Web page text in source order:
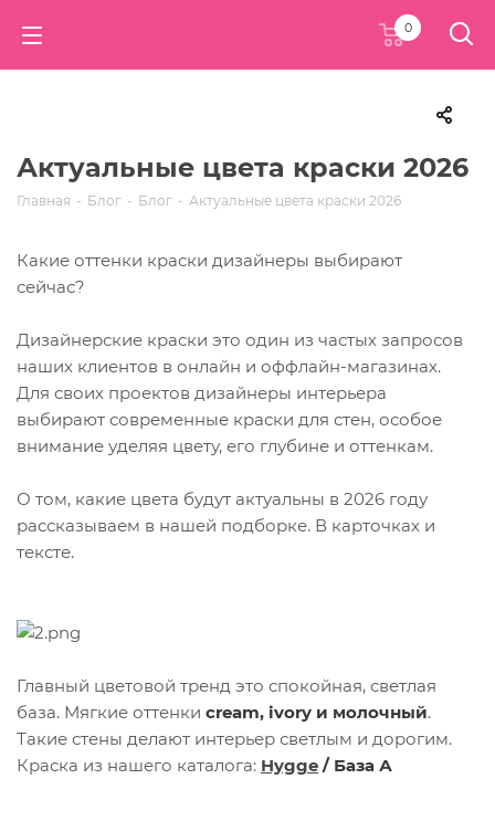
0
Актуальные цвета краски 2026
Главная - Блог - Блог - Актуальные цвета краски 2026
Какие оттенки краски дизайнеры выбирают
сейчас?
Дизайнерские краски это один из частых запросов
наших клиентов в онлайн и оффлайн-магазинах.
Для своих проектов дизайнеры интерьера
выбирают современные краски для стен, особое
внимание уделяя цвету, его глубине и оттенкам.
О том, какие цвета будут актуальны в 2026 году
рассказываем в нашей подборке. В карточках и
тексте.
Главный цветовой тренд это спокойная, светлая
база. Мягкие оттенки cream, ivory и молочный.
Такие стены делают интерьер светлым и дорогим.
Краска из нашего каталога: Hygge / База А